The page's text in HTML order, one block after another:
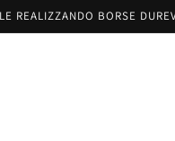
REALIZZANDO BORSE